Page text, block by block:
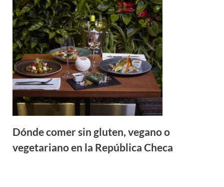
Dónde comer sin gluten, vegano o
vegetariano en la República Checa